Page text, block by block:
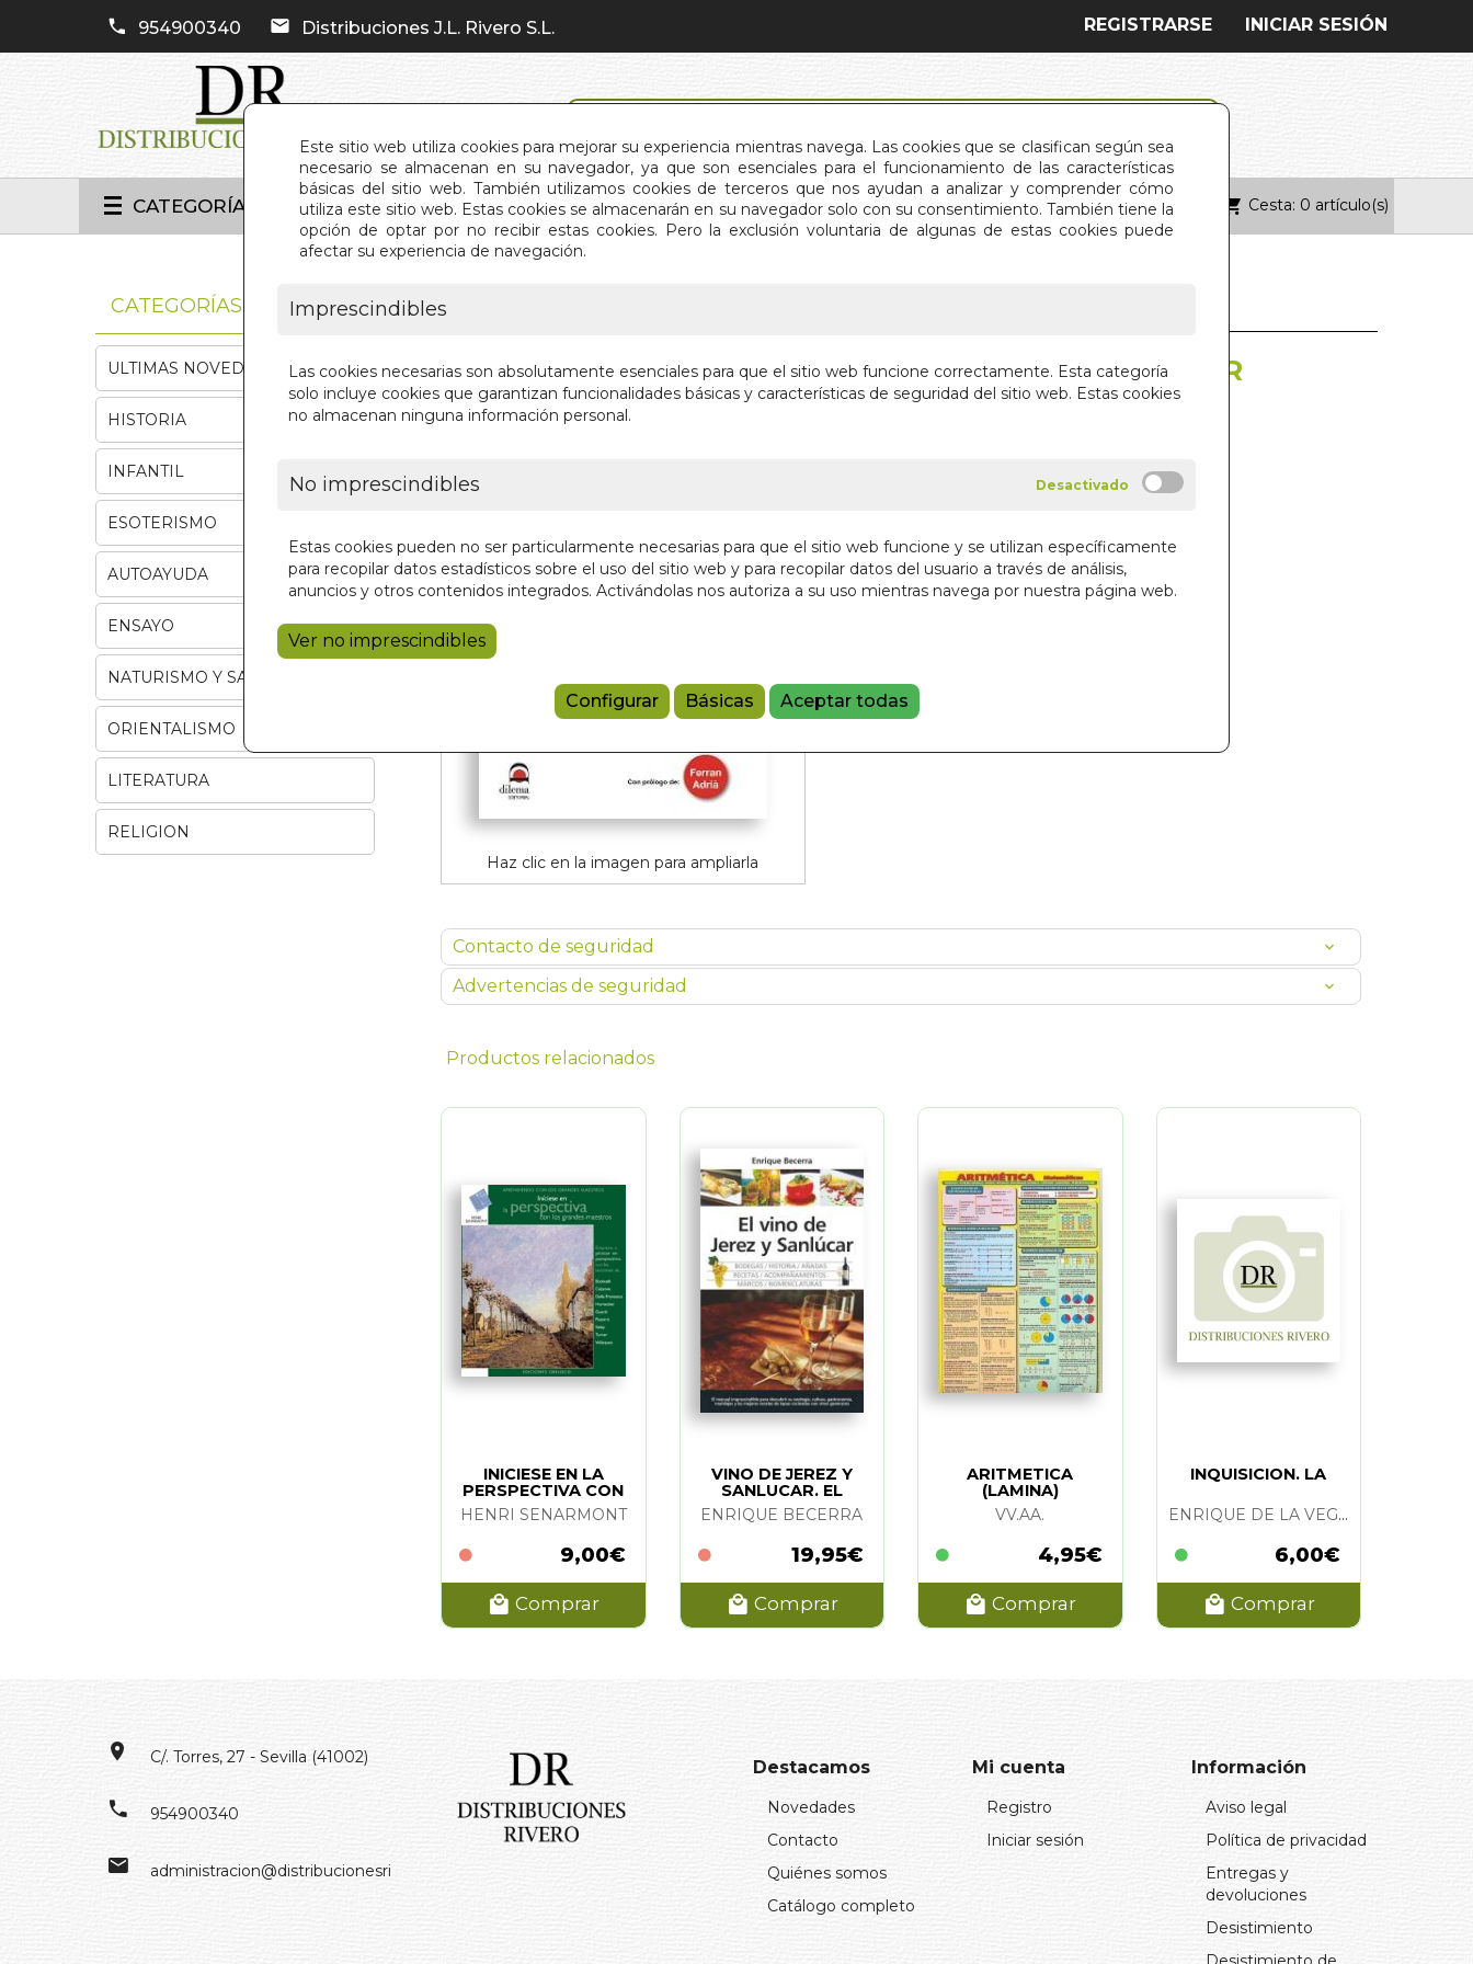
Este sitio web utiliza cookies para mejorar su experiencia mientras navega. Las cookies que se clasifican según sea
necesario se almacenan en su navegador, ya que son esenciales para el funcionamiento de las características
básicas del sitio web. También utilizamos cookies de terceros que nos ayudan a analizar y comprender cómo
utiliza este sitio web. Estas cookies se almacenarán en su navegador solo con su consentimiento. También tiene la
opción de optar por no recibir estas cookies. Pero la exclusión voluntaria de algunas de estas cookies puede
afectar su experiencia de navegación.
Imprescindibles
Las cookies necesarias son absolutamente esenciales para que el sitio web funcione correctamente. Esta categoría
solo incluye cookies que garantizan funcionalidades básicas y características de seguridad del sitio web. Estas cookies
no almacenan ninguna información personal.
No imprescindibles
Estas cookies pueden no ser particularmente necesarias para que el sitio web funcione y se utilizan específicamente
para recopilar datos estadísticos sobre el uso del sitio web y para recopilar datos del usuario a través de análisis,
anuncios y otros contenidos integrados. Activándolas nos autoriza a su uso mientras navega por nuestra página web.
Ver no imprescindibles
Configurar Básicas Aceptar todas
954900340 Distribuciones J.L. Rivero S.L. INICIAR SESIÓN
REGISTRARSE
CATEGORÍAS INICIO QUIÉNES SOMOS CONTACTO Cesta: 0 artículo(s)
Haz clic en la imagen para ampliarla
ZEN Y ARTE DE DEGUSTAR
VINOS. EL
7,50 €
Añadir a la cesta
Contacto de seguridad
Advertencias de seguridad
Productos relacionados
INICIESE EN LA
PERSPECTIVA CON
LOS GRANDES
MAESTROS
HENRI SENARMONT
9,00€
Comprar
VINO DE JEREZ Y
SANLUCAR. EL
ENRIQUE BECERRA
19,95€
Comprar
ARITMETICA
(LAMINA)
VV.AA.
4,95€
Comprar
INQUISICION. LA
ENRIQUE DE LA VEGA VIGUERA
6,00€
Comprar
CATEGORÍAS
ULTIMAS NOVEDADES
HISTORIA
INFANTIL
ESOTERISMO
AUTOAYUDA
ENSAYO
NATURISMO Y SALUD
ORIENTALISMO
LITERATURA
RELIGION
C/. Torres, 27 - Sevilla (41002)
954900340
administracion@distribucionesrivero.es
Destacamos
Novedades
Contacto
Quiénes somos
Catálogo completo
Mi cuenta
Registro
Iniciar sesión
Información
Aviso legal
Política de privacidad
Entregas y
devoluciones
Desistimiento